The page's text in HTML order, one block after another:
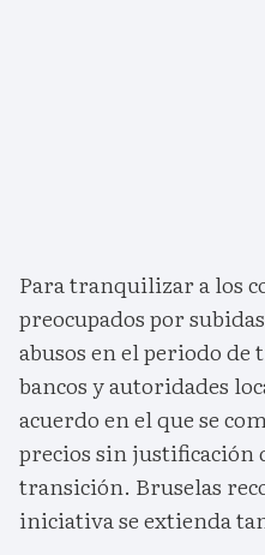
Para tranquilizar a los
preocupados por
abusos en el periodo
bancos y autoridades
acuerdo en el que se
precios sin justificación
transición. Bruselas
iniciativa se extienda